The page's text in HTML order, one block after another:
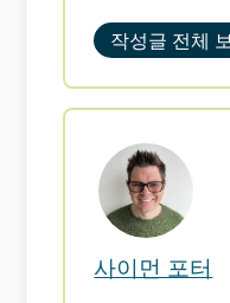
작성글 전체
사이먼 포터